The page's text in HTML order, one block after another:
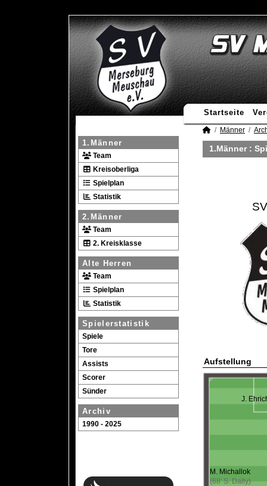
Startseite
1.Männer
Team
Kreisoberliga
Spielplan
Statistik
2.Männer
Team
2. Kreisklasse
Alte Herren
Team
Spielplan
Statistik
Spielerstatistik
Spiele
Tore
Assists
Scorer
Sünder
Archiv
1990 - 2025
Männer
1.Männer :
Aufstellung
J.
M. Michallok
(68' S. Dally)